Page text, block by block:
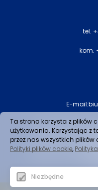
tel.
kom.
E-mail:
Zapraszamy
Towar do
Ta strona korzysta z plików
użytkowania. Korzystając z
przez nas wszystkich
Polityki plików cookie,
Niezbędne